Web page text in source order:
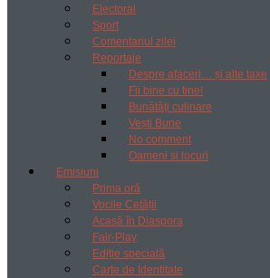
Electoral
Sport
Comentariul zilei
Reportaje
Despre afaceri… și alte taxe
Fii bine cu tine!
Bunătăți culinare
Vești Bune
No comment
Oameni si locuri
Emisiuni
Prima oră
Vocile Cetății
Acasă în Diaspora
Fair-Play
Ediție specială
Carte de Identitate